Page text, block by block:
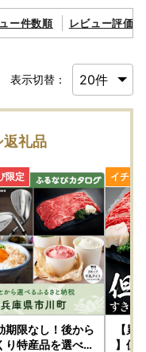
ー件数順 レビュー評価順
表示切替：
返礼品
期限なし！後から
り特産品を選べる
【累
】但